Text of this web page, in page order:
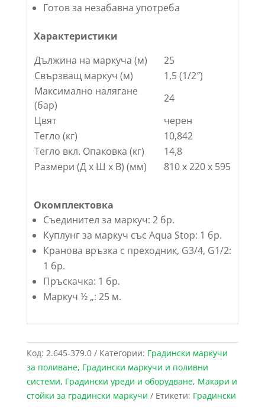
Готов за незабавна употреба
Характеристики
Дължина на маркуча (м)
25
Свързващ маркуч (м)
1,5 (1/2″)
Максимално налягане
(бар)
24
Цвят
черен
Тегло (кг)
10,842
Тегло вкл. Опаковка (кг)
14,8
Размери (Д х Ш х В) (мм)
810 x 220 x 595
Окомплектовка
Съединител за маркуч: 2 бр.
Куплунг за маркуч със Aqua Stop: 1 бр.
Кранова връзка с преходник, G3/4, G1/2:
1 бр.
Пръскачка: 1 бр.
Маркуч ½ „: 25 м.
Код: 2.645-379.0 Категории: Градински маркучи
за поливане, Градински маркучи и поливни
системи, Градински уреди и оборудване, Макари и
стойки за градински маркучи
Етикети: Градински